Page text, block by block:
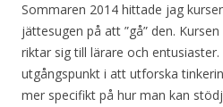
Sommaren 2014 hittade jag
jättesugen på att ”gå” den.
riktar sig till lärare och
utgångspunkt i att utforska
mer specifikt på hur man kan